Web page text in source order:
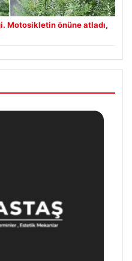
Motosikletin önüne atladı,